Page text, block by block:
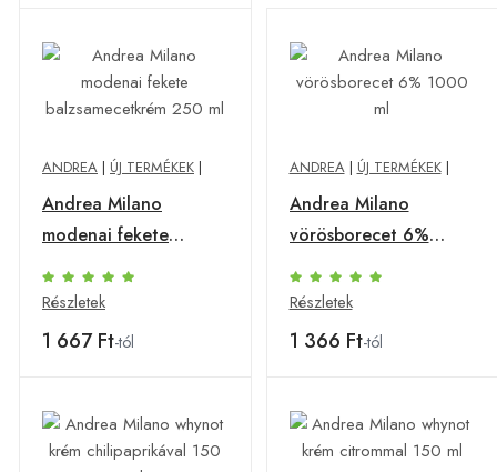
ANDREA | ÚJ TERMÉKEK |
Andrea Milano
modenai fekete
balzsamecetkrém 250
ml
Részletek
1 667 Ft-tól
ANDREA| ÚJ TERMÉKEK|
Andrea Milano
vörösborecet 6%
1000 ml
Részletek
1 366 Ft-tól